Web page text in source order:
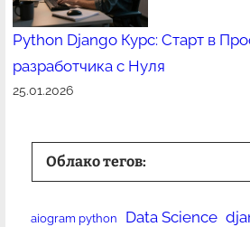
Python Django Курс: Старт в
разработчика с Нуля
25.01.2026
Облако тегов:
aiogram python Data Science